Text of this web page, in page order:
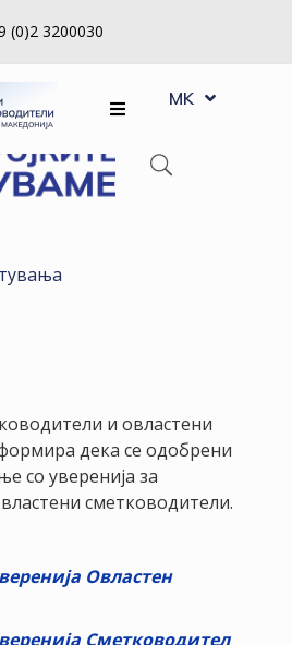
(0)2 3200030
MK
SQ
и овластени
дека се одобрени
со уверенија за
сметководители.
Овластен
Сметководител